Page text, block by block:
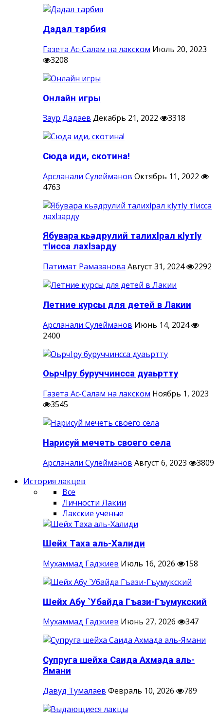
Дадал тарбия
Газета Ас-Салам на лакском Июль 20, 2023
3208
Онлайн игры
Заур Дадаев Декабрь 21, 2022 3318
Сюда иди, скотина!
Арсланали Сулейманов Октябрь 11, 2022
4763
Ябувара кьадрулий талихlрал кlутlу
тlисса лахlзарду
Патимат Рамазанова Август 31, 2024 2292
Летние курсы для детей в Лакии
Арсланали Сулейманов Июнь 14, 2024
2400
ОьрчIру буруччинсса дуаьртту
Газета Ас-Салам на лакском Ноябрь 1, 2023
3545
Нарисуй мечеть своего села
Арсланали Сулейманов Август 6, 2023
3809
История лакцев
Все
Личности Лакии
Лакские ученые
Шейх Таха аль-Халиди
Мухаммад Гаджиев Июль 16, 2026 158
Шейх Абу `Убайда Гъази-Гъумукский
Мухаммад Гаджиев Июнь 27, 2026 347
Супруга шейха Саида Ахмада аль-
Ямани
Давуд Тумалаев Февраль 10, 2026 789